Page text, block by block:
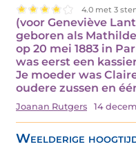
4.0 met 3
(voor Geneviève
geboren als
op 20 mei 1883 in
was eerst een
Je moeder was
oudere zussen en
Joanan Rutgers 14
Weelderige